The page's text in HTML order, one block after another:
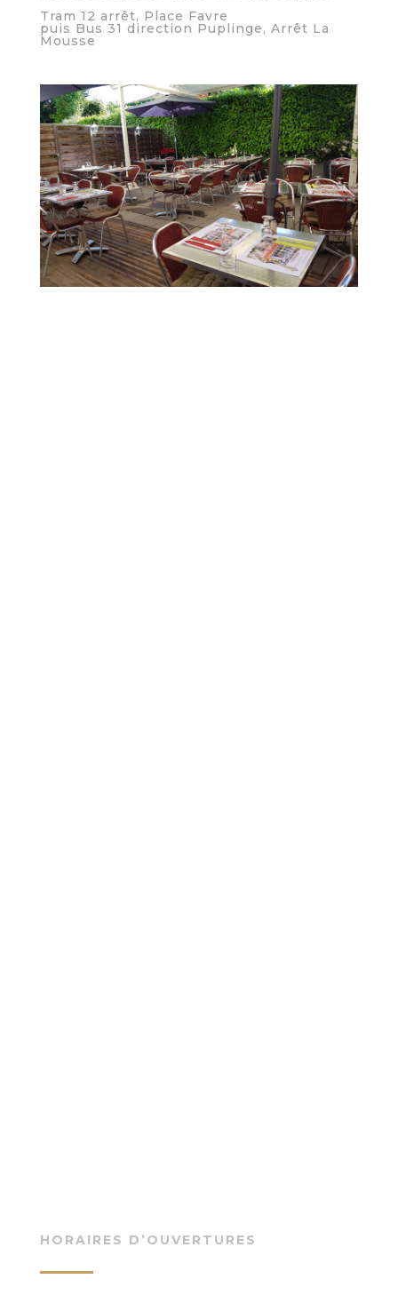
Tram 12 arrêt, Place Favre
puis Bus 31 direction Puplinge, Arrêt La
Mousse
HORAIRES D’OUVERTURES